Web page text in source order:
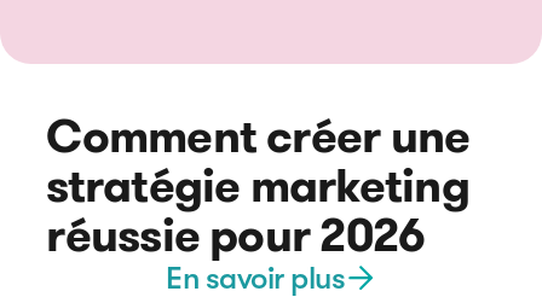
Comment créer une
stratégie marketing
réussie pour 2026
En savoir plus